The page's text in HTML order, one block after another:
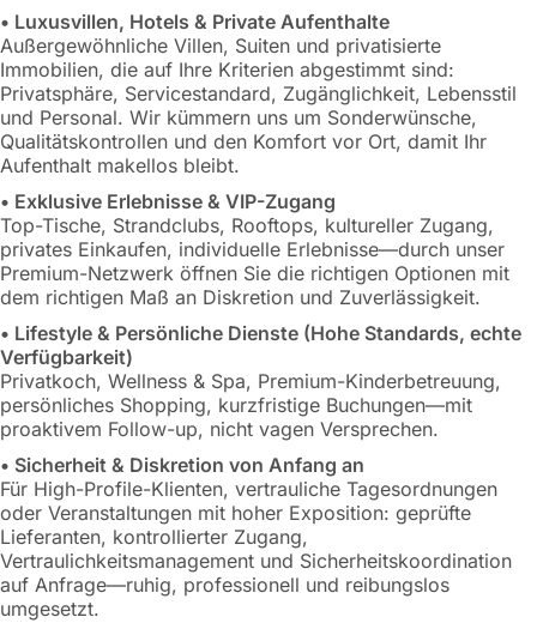
• Luxusvillen, Hotels & Private Aufenthalte
Außergewöhnliche Villen, Suiten und privatisierte
Immobilien, die auf Ihre Kriterien abgestimmt sind:
Privatsphäre, Servicestandard, Zugänglichkeit, Lebensstil
und Personal. Wir kümmern uns um Sonderwünsche,
Qualitätskontrollen und den Komfort vor Ort, damit Ihr
Aufenthalt makellos bleibt.
• Exklusive Erlebnisse & VIP-Zugang
Top-Tische, Strandclubs, Rooftops, kultureller Zugang,
privates Einkaufen, individuelle Erlebnisse—durch unser
Premium-Netzwerk öffnen Sie die richtigen Optionen mit
dem richtigen Maß an Diskretion und Zuverlässigkeit.
• Lifestyle & Persönliche Dienste (Hohe Standards, echte
Verfügbarkeit)
Privatkoch, Wellness & Spa, Premium-Kinderbetreuung,
persönliches Shopping, kurzfristige Buchungen—mit
proaktivem Follow-up, nicht vagen Versprechen.
• Sicherheit & Diskretion von Anfang an
Für High-Profile-Klienten, vertrauliche Tagesordnungen
oder Veranstaltungen mit hoher Exposition: geprüfte
Lieferanten, kontrollierter Zugang,
Vertraulichkeitsmanagement und Sicherheitskoordination
auf Anfrage—ruhig, professionell und reibungslos
umgesetzt.